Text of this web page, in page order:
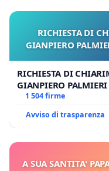
RICHIESTA DI
GIANPIERO
RICHIESTA DI
GIANPIERO
1 504 firme
Avviso di trasparenza
A SUA SANTITA'